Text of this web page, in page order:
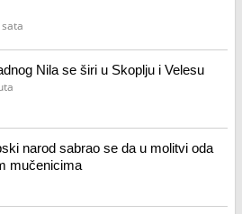
Nila se širi u Skoplju i Velesu
narod sabrao se da u molitvi oda
mučenicima